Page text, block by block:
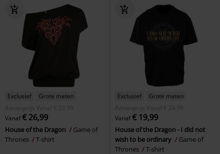
Exclusief
Grote maten
Adviesprijs
Vanaf € 29,99
Vanaf€ 26,99
House of the Dragon
Game of
Thrones
T-shirt
Exclusief
Grote maten
Adviesprijs
Vanaf € 24,99
Vanaf€ 19,99
House of the Dragon - I did not
wish to be ordinary
Game of
Thrones
T-shirt